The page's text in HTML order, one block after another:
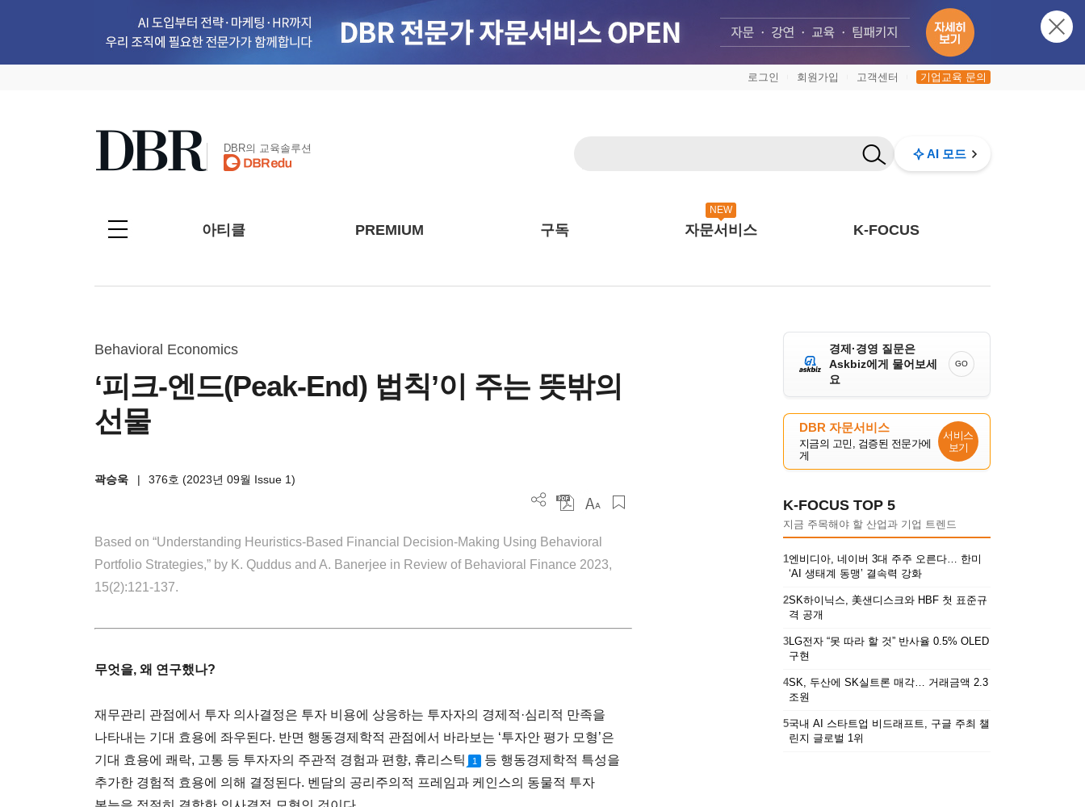
로그인 회원가입 고객센터 기업교육 문의
DBR의 교육솔루션 AI 모드
아티클 PREMIUM 구독
NEW
자문서비스 K-FOCUS
Behavioral Economics
‘피크-엔드(Peak-End) 법칙’이 주는 뜻밖의
선물
곽승욱 | 376호 (2023년 09월 Issue 1)
Based on “Understanding Heuristics-Based Financial Decision-Making Using Behavioral
Portfolio Strategies,” by K. Quddus and A. Banerjee in Review of Behavioral Finance 2023,
15(2):121-137.
무엇을, 왜 연구했나?
재무관리 관점에서 투자 의사결정은 투자 비용에 상응하는 투자자의 경제적·심리적 만족을
나타내는 기대 효용에 좌우된다. 반면 행동경제학적 관점에서 바라보는 ‘투자안 평가 모형’은
기대 효용에 쾌락, 고통 등 투자자의 주관적 경험과 편향, 휴리스틱
1
등 행동경제학적 특성을
추가한 경험적 효용에 의해 결정된다. 벤담의 공리주의적 프레임과 케인스의 동물적 투자
경제·경영 질문은
Askbiz에게 물어보세
요
GO
DBR 자문서비스
지금의 고민, 검증된 전문가에
게
서비스
보기
K-FOCUS TOP 5
지금 주목해야 할 산업과 기업 트렌드
1엔비디아, 네이버 3대 주주 오른다… 한미
‘AI 생태계 동맹’ 결속력 강화
2SK하이닉스, 美샌디스크와 HBF 첫 표준규
격 공개
3LG전자 “못 따라 할 것” 반사율 0.5% OLED
구현
4SK, 두산에 SK실트론 매각… 거래금액 2.3
조원
5국내 AI 스타트업 비드래프트, 구글 주최 챌
린지 글로벌 1위